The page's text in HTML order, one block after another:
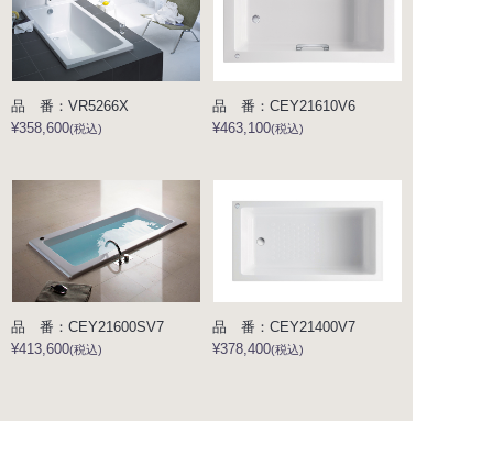
品 番：VR5266X
¥358,600(税込)
品 番：CEY21610V6
¥463,100(税込)
品 番：CEY21600SV7
¥413,600(税込)
品 番：CEY21400V7
¥378,400(税込)